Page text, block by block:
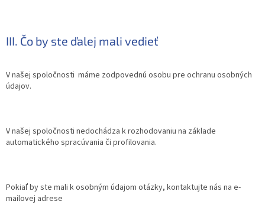
III. Čo by ste ďalej mali vedieť
V našej spoločnosti máme zodpovednú osobu pre ochranu osobných
údajov.
V našej spoločnosti nedochádza k rozhodovaniu na základe
automatického spracúvania či profilovania.
Pokiaľ by ste mali k osobným údajom otázky, kontaktujte nás na e-
mailovej adrese